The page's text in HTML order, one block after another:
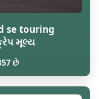
se touring
મૂલ્ય
છે